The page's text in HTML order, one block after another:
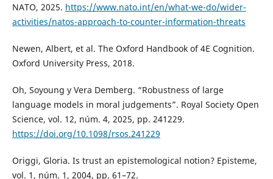
NATO, 2025. https://www.nato.int/en/what-we-do/wider-
activities/natos-approach-to-counter-information-threats
Newen, Albert, et al. The Oxford Handbook of 4E Cognition.
Oxford University Press, 2018.
Oh, Soyoung y Vera Demberg. “Robustness of large
language models in moral judgements”. Royal Society Open
Science, vol. 12, núm. 4, 2025, pp. 241229.
https://doi.org/10.1098/rsos.241229
Origgi, Gloria. Is trust an epistemological notion? Episteme,
vol. 1, núm. 1, 2004, pp. 61–72.